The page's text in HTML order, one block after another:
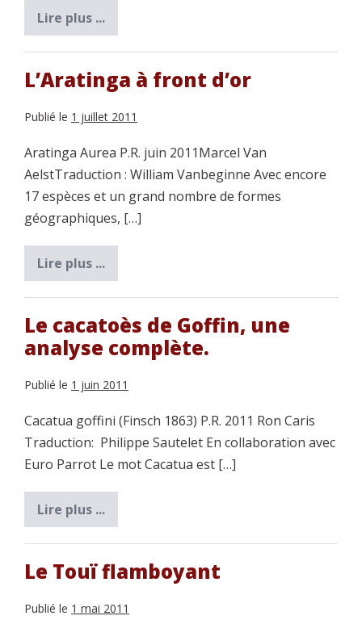
Lire plus ...
Les
perruches
à
redevenues
sauvages
Belgique
–
avec
Strubbe
L’Aratinga à front d’or
Publié le 1 juillet 2011
Aratinga Aurea P.R. juin 2011Marcel Van
AelstTraduction : William Vanbeginne Avec encore
17 espèces et un grand nombre de formes
géographiques, […]
Lire plus ...
L’Aratinga
à
front
Le cacatoès de Goffin, une
analyse complète.
Publié le 1 juin 2011
Cacatua goffini (Finsch 1863) P.R. 2011 Ron Caris
Traduction: Philippe Sautelet En collaboration avec
Euro Parrot Le mot Cacatua est […]
Lire plus ...
Le
cacatoès
de
une
analyse
Le Touï flamboyant
Publié le 1 mai 2011